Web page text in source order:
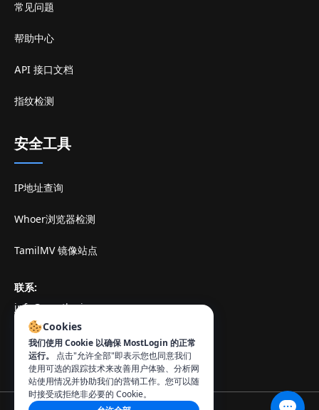
常见问题
帮助中心
API 接口文档
指纹检测
安全工具
IP地址查询
Whoer浏览器检测
TamilMV 镜像站点
联系:
info@mostlogin.com
Cookies
我们使用 Cookie 以确保 MostLogin 的正常
运行。
点击"允许全部"即表示您也同意我们
使用可选的跟踪技术来改善用户体验、分析网
站使用情况并协助我们的营销工作。您可以随
时接受或拒绝非必要的 Cookie。